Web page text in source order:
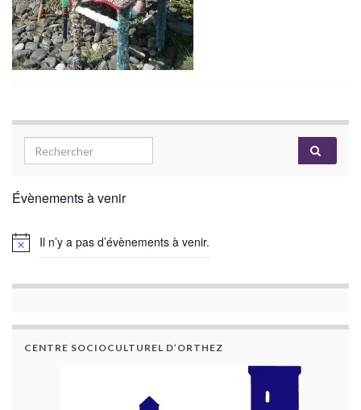
Évènements à venir
Il n’y a pas d’évènements à venir.
CENTRE SOCIOCULTUREL D’ORTHEZ